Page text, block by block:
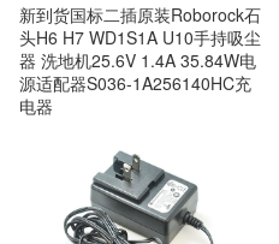
新到货国标二插原装Roborock石
头H6 H7 WD1S1A U10手持吸尘
器 洗地机25.6V 1.4A 35.84W电
源适配器S036-1A256140HC充
电器